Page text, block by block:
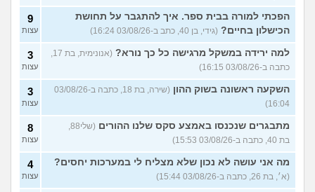
הפכתי למורה בבית ספר. איך להתגבר על תחושת
הכישלון בחיים? (גידי, בן 40, כתב ב-03/08/26 16:24)
9
עצות
למה ירידה במשקל מרגישה כל כך נורא?
(אנונימית, בת 17,
כתבה ב-03/08/26 16:15)
3
עצות
השקעה ראשונה בשוק ההון
(שירה, בת 18, כתבה ב-03/08/26
16:04)
3
עצות
מתבגרים שנכנסו באמצע סקס שלנו ההורים
(שלי88,
בת 40, כתבה ב-03/08/26 15:53)
8
עצות
מה אני עושה לא נכון שלא מצליח לי במערכות יחסים?
(א׳, בת 26, כתבה ב-03/08/26 15:44)
4
עצות